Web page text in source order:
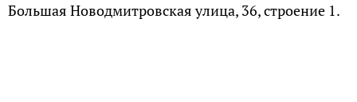
Большая Новодмитровская улица, 36, строение 1.